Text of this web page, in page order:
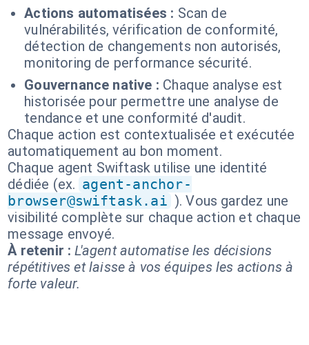
Actions automatisées : Scan de
vulnérabilités, vérification de conformité,
détection de changements non autorisés,
monitoring de performance sécurité.
Gouvernance native : Chaque analyse est
historisée pour permettre une analyse de
tendance et une conformité d'audit.
Chaque action est contextualisée et exécutée
automatiquement au bon moment.
Chaque agent Swiftask utilise une identité
dédiée (ex. agent-anchor-
browser@swiftask.ai ). Vous gardez une
visibilité complète sur chaque action et chaque
message envoyé.
À retenir : L'agent automatise les décisions
répétitives et laisse à vos équipes les actions à
forte valeur.